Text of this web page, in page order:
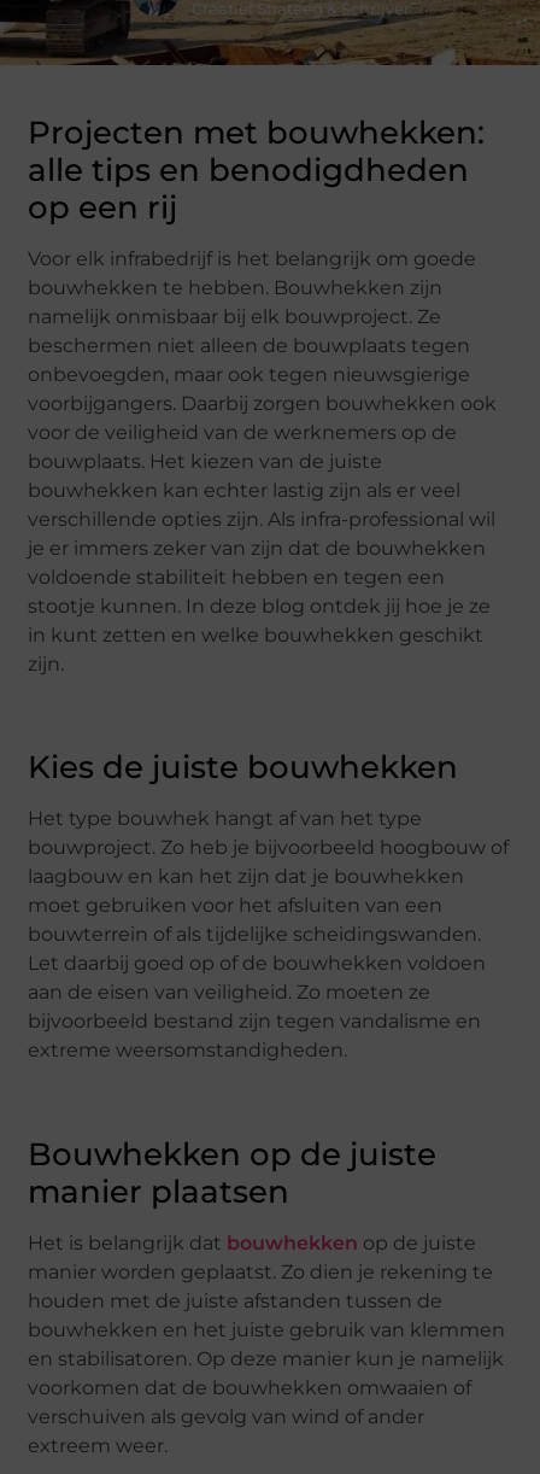
Creatief Strateeg & Schrijver
Projecten met bouwhekken:
alle tips en benodigdheden
op een rij
Voor elk infrabedrijf is het belangrijk om goede
bouwhekken te hebben. Bouwhekken zijn
namelijk onmisbaar bij elk bouwproject. Ze
beschermen niet alleen de bouwplaats tegen
onbevoegden, maar ook tegen nieuwsgierige
voorbijgangers. Daarbij zorgen bouwhekken ook
voor de veiligheid van de werknemers op de
bouwplaats. Het kiezen van de juiste
bouwhekken kan echter lastig zijn als er veel
verschillende opties zijn. Als infra-professional wil
je er immers zeker van zijn dat de bouwhekken
voldoende stabiliteit hebben en tegen een
stootje kunnen. In deze blog ontdek jij hoe je ze
in kunt zetten en welke bouwhekken geschikt
zijn.
Kies de juiste bouwhekken
Het type bouwhek hangt af van het type
bouwproject. Zo heb je bijvoorbeeld hoogbouw of
laagbouw en kan het zijn dat je bouwhekken
moet gebruiken voor het afsluiten van een
bouwterrein of als tijdelijke scheidingswanden.
Let daarbij goed op of de bouwhekken voldoen
aan de eisen van veiligheid. Zo moeten ze
bijvoorbeeld bestand zijn tegen vandalisme en
extreme weersomstandigheden.
Bouwhekken op de juiste
manier plaatsen
Het is belangrijk dat bouwhekken op de juiste
manier worden geplaatst. Zo dien je rekening te
houden met de juiste afstanden tussen de
bouwhekken en het juiste gebruik van klemmen
en stabilisatoren. Op deze manier kun je namelijk
voorkomen dat de bouwhekken omwaaien of
verschuiven als gevolg van wind of ander
extreem weer.